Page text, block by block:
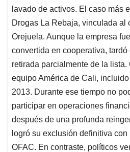
lavado de activos. El caso más
Drogas La Rebaja, vinculada al
Orejuela. Aunque la empresa
convertida en cooperativa,
retirada parcialmente de la lista.
equipo América de Cali,
2013. Durante ese tiempo no
participar en operaciones
después de una profunda
logró su exclusión definitiva
OFAC. En contraste, políticos